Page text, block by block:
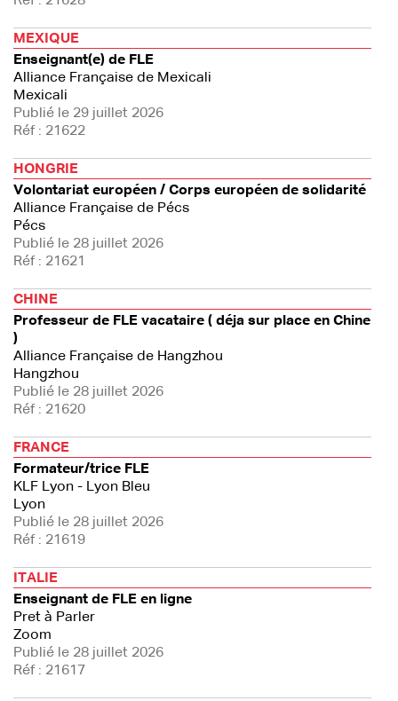
MEXIQUE
Enseignant(e) de FLE
Alliance Française de Mexicali
Mexicali
Publié le 29 juillet 2026
Réf : 21622
HONGRIE
Volontariat européen / Corps européen de solidarité
Alliance Française de Pécs
Pécs
Publié le 28 juillet 2026
Réf : 21621
CHINE
Professeur de FLE vacataire ( déja sur place en Chine
)
Alliance Française de Hangzhou
Hangzhou
Publié le 28 juillet 2026
Réf : 21620
FRANCE
Formateur/trice FLE
KLF Lyon - Lyon Bleu
Lyon
Publié le 28 juillet 2026
Réf : 21619
ITALIE
Enseignant de FLE en ligne
Pret à Parler
Zoom
Publié le 28 juillet 2026
Réf : 21617